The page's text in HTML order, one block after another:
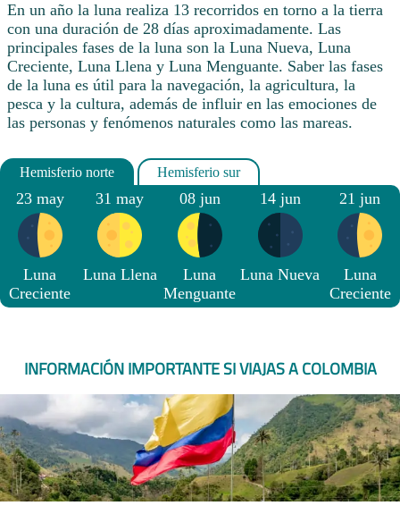
En un año la luna realiza 13 recorridos en torno a la tierra
con una duración de 28 días aproximadamente. Las
principales fases de la luna son la Luna Nueva, Luna
Creciente, Luna Llena y Luna Menguante. Saber las fases
de la luna es útil para la navegación, la agricultura, la
pesca y la cultura, además de influir en las emociones de
las personas y fenómenos naturales como las mareas.
23 may
Luna
Creciente
31 may
Luna Llena
08 jun
Luna
Menguante
14 jun
Luna Nueva
21 jun
Luna
Creciente
INFORMACIÓN IMPORTANTE SI VIAJAS A COLOMBIA